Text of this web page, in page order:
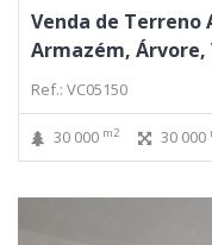
Venda de Terreno
Armazém, Árvore,
Ref.: VC05150
30 000 m2 30 000